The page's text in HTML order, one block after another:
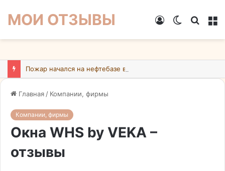
МОИ ОТЗЫВЫ
Switch
Войти
Главная / Компании, фирмы
Компании, фирмы
Окна WHS by VEKA –
отзывы